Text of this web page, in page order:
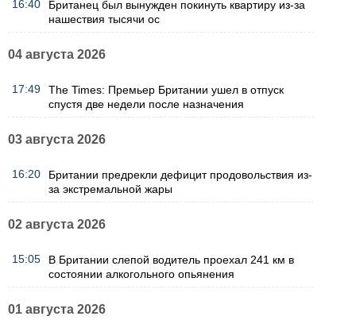
16:40
Британец был вынужден покинуть квартиру из-за
нашествия тысячи ос
04 августа 2026
17:49
The Times: Премьер Британии ушел в отпуск
спустя две недели после назначения
03 августа 2026
16:20
Британии предрекли дефицит продовольствия из-
за экстремальной жары
02 августа 2026
15:05
В Британии слепой водитель проехал 241 км в
состоянии алкогольного опьянения
01 августа 2026